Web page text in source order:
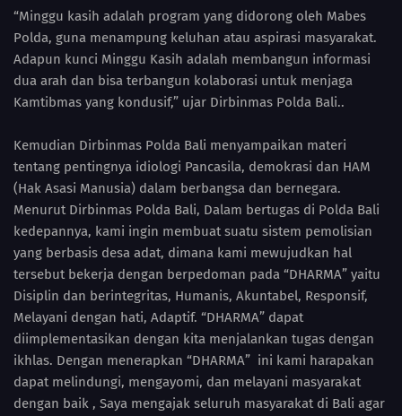
“Minggu kasih adalah program yang didorong oleh Mabes
Polda, guna menampung keluhan atau aspirasi masyarakat.
Adapun kunci Minggu Kasih adalah membangun informasi
dua arah dan bisa terbangun kolaborasi untuk menjaga
Kamtibmas yang kondusif,” ujar Dirbinmas Polda Bali..
Kemudian Dirbinmas Polda Bali menyampaikan materi
tentang pentingnya idiologi Pancasila, demokrasi dan HAM
(Hak Asasi Manusia) dalam berbangsa dan bernegara.
Menurut Dirbinmas Polda Bali, Dalam bertugas di Polda Bali
kedepannya, kami ingin membuat suatu sistem pemolisian
yang berbasis desa adat, dimana kami mewujudkan hal
tersebut bekerja dengan berpedoman pada “DHARMA” yaitu
Disiplin dan berintegritas, Humanis, Akuntabel, Responsif,
Melayani dengan hati, Adaptif. “DHARMA” dapat
diimplementasikan dengan kita menjalankan tugas dengan
ikhlas. Dengan menerapkan “DHARMA” ini kami harapakan
dapat melindungi, mengayomi, dan melayani masyarakat
dengan baik , Saya mengajak seluruh masyarakat di Bali agar